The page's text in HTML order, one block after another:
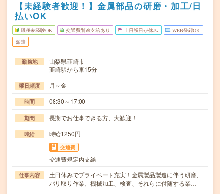
【未経験者歓迎！】金属部品の研磨・加工/日
払いOK
職種未経験OK 交通費別途支給あり 土日祝日が休み WEB登録OK
派遣
勤務地
山梨県韮崎市
韮崎駅から車15分
曜日頻度 月～金
時間 08:30～17:00
期間 長期でお仕事できる方、大歓迎！
時給 時給1250円
交通費
交通費規定内支給
仕事内容
土日休みでプライベート充実！金属製品製造に伴う研磨、
バリ取り作業、機械加工、検査、それらに付随する業…